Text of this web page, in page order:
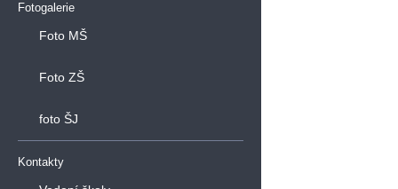
Fotogalerie
Foto MŠ
Foto ZŠ
foto ŠJ
Kontakty